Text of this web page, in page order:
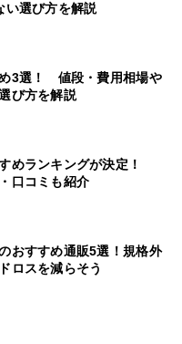
選び方を解説
3選！ 値段・費用相場や
び方を解説
めランキングが決定！
口コミも紹介
おすすめ通販5選！規格外
ロスを減らそう